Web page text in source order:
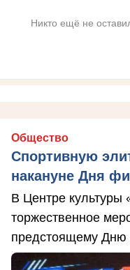
Никто ещё не
Общество
Спортивную
накануне Дня
В Центре
торжественное
предстоящему Дню